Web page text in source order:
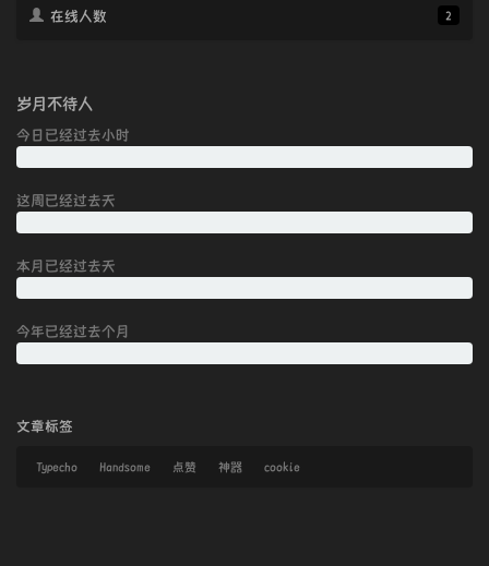
2
在线人数
岁月不待人
今日已经过去小时
这周已经过去天
本月已经过去天
今年已经过去个月
文章标签
Typecho Handsome 点赞 神器 cookie